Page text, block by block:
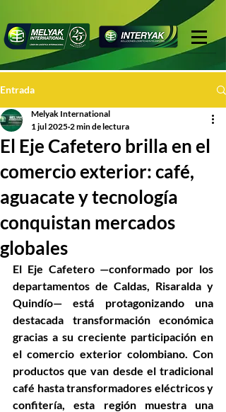
Entrada
El Eje Cafetero brilla en el
comercio exterior: café,
aguacate y tecnología
conquistan mercados
globales
Melyak International
1 jul 2025 2 min de lectura
El Eje Cafetero —conformado por los
departamentos de Caldas, Risaralda y
Quindío— está protagonizando una
destacada transformación económica
gracias a su creciente participación en
el comercio exterior colombiano. Con
productos que van desde el tradicional
café hasta transformadores eléctricos y
confitería, esta región muestra una